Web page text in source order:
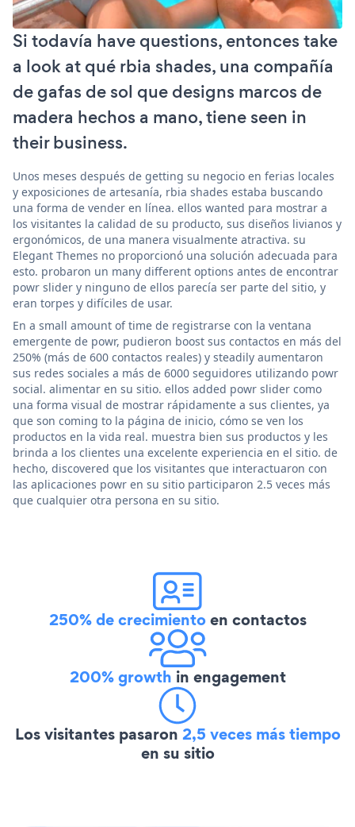
Si todavía have questions, entonces take
a look at qué rbia shades, una compañía
de gafas de sol que designs marcos de
madera hechos a mano, tiene seen in
their business.
Unos meses después de getting su negocio en ferias locales
y exposiciones de artesanía, rbia shades estaba buscando
una forma de vender en línea. ellos wanted para mostrar a
los visitantes la calidad de su producto, sus diseños livianos y
ergonómicos, de una manera visualmente atractiva. su
Elegant Themes no proporcionó una solución adecuada para
esto. probaron un many different options antes de encontrar
powr slider y ninguno de ellos parecía ser parte del sitio, y
eran torpes y difíciles de usar.
En a small amount of time de registrarse con la ventana
emergente de powr, pudieron boost sus contactos en más del
250% (más de 600 contactos reales) y steadily aumentaron
sus redes sociales a más de 6000 seguidores utilizando powr
social. alimentar en su sitio. ellos added powr slider como
una forma visual de mostrar rápidamente a sus clientes, ya
que son coming to la página de inicio, cómo se ven los
productos en la vida real. muestra bien sus productos y les
brinda a los clientes una excelente experiencia en el sitio. de
hecho, discovered que los visitantes que interactuaron con
las aplicaciones powr en su sitio participaron 2.5 veces más
que cualquier otra persona en su sitio.
250% de crecimientoen contactos
200% growth in engagement
Los visitantes pasaron 2,5 veces más tiempo
en su sitio